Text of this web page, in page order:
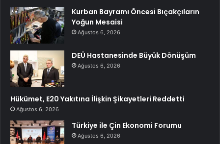
Kurban Bayramı Öncesi Bıçakçıların
Yoğun Mesaisi
Ağustos 6, 2026
DEÜ Hastanesinde Büyük Dönüşüm
Ağustos 6, 2026
Hükümet, E20 Yakıtına İlişkin Şikayetleri Reddetti
Ağustos 6, 2026
Türkiye ile Çin Ekonomi Forumu
Ağustos 6, 2026